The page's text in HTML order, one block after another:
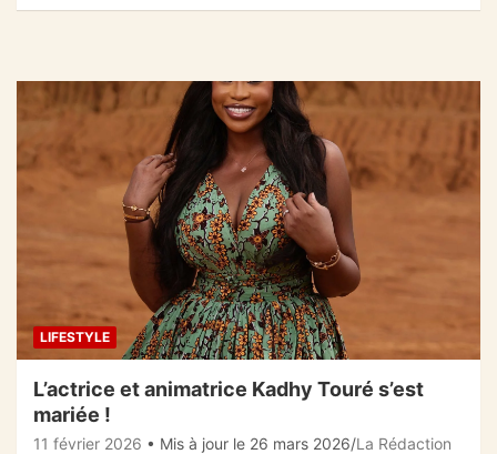
LIFESTYLE
L’actrice et animatrice Kadhy Touré s’est
mariée !
11 février 2026 • Mis à jour le 26 mars 2026 La Rédaction